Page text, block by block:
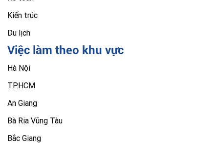
Kiến trúc
Du lịch
Việc làm theo khu vực
Hà Nội
TP.HCM
An Giang
Bà Rịa Vũng Tàu
Bắc Giang